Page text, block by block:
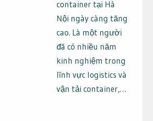
container tại Hà
Nội ngày càng tăng
cao. Là một người
đã có nhiều năm
kinh nghiệm trong
lĩnh vực logistics và
vận tải container,…